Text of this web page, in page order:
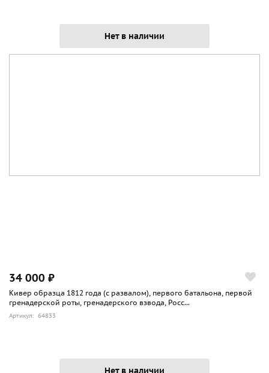
Нет в наличии
34 000 ₽
Кивер образца 1812 года (с развалом), первого батальона, первой
гренадерской роты, гренадерского взвода, Росс...
Артикул: 64833
Нет в наличии